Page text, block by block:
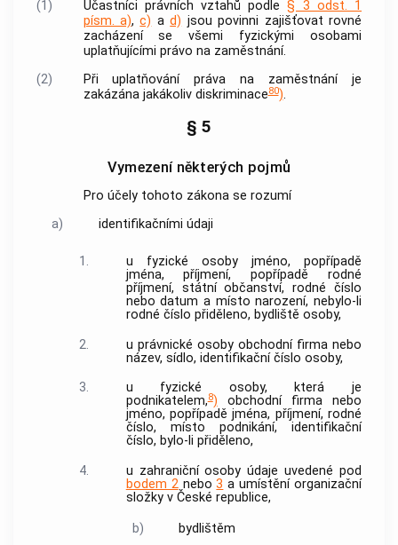
(1) Účastníci právních vztahů podle§ 3 odst. 1
písm. a),c) ad) jsou povinni zajišťovat rovné
zacházení se všemi fyzickými osobami
uplatňujícími právo na zaměstnání.
(2)
Při uplatňování práva na zaměstnání je
zakázána jakákoliv diskriminace80).
§ 5
Vymezení některých pojmů
Pro účely tohoto zákona se rozumí
a)
identifikačními údaji
1.
u fyzické osoby jméno, popřípadě
jména, příjmení, popřípadě rodné
příjmení, státní občanství, rodné číslo
nebo datum a místo narození, nebylo-li
rodné číslo přiděleno, bydliště osoby,
2.
u právnické osoby obchodní firma nebo
název, sídlo, identifikační číslo osoby,
3.
u fyzické osoby, která je
podnikatelem,8) obchodní firma nebo
jméno, popřípadě jména, příjmení, rodné
číslo, místo podnikání, identifikační
číslo, bylo-li přiděleno,
4.
u zahraniční osoby údaje uvedené pod
bodem 2nebo3 a umístění organizační
složky v České republice,
b) bydlištěm